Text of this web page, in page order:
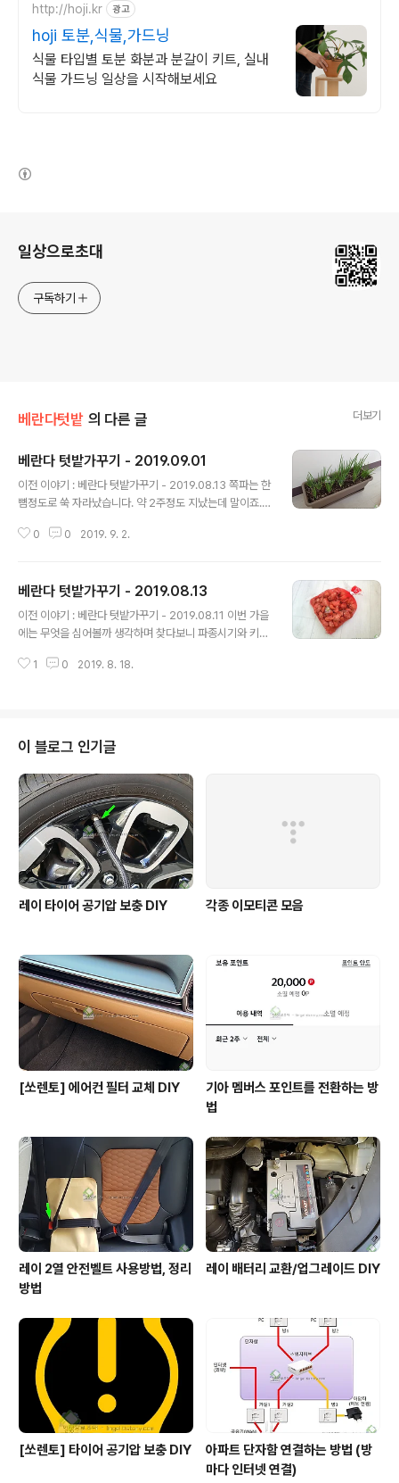
http://hoji.kr 광고
hoji 토분,식물,가드닝
식물 타입별 토분 화분과 분갈이 키트, 실내
식물 가드닝 일상을 시작해보세요
일상으로초대
구독하기
베란다텃밭 의 다른 글 더보기
베란다 텃밭가꾸기 - 2019.09.01
이전 이야기 : 베란다 텃밭가꾸기 - 2019.08.13 쪽파는 한
뼘정도로 쑥 자라났습니다. 약 2주정도 지났는데 말이죠.
니다. 마지막 부추 수확인 8월 11일. 약 3주만에 무성하게
0 0 2019. 9. 2.
베란다 텃밭가꾸기 - 2019.08.13
이전 이야기 : 베란다 텃밭가꾸기 - 2019.08.11 이번 가을
에는 무엇을 심어볼까 생각하며 찾다보니 파종시기와 키우
g 구입하였습니다. 한대접 정도의 양이네요. 쪽파는 씨앗
분을 살짝 잘라주어야 한다기에 인터넷에서 본대로 착실히
따라해줍니다. 햇볕에 반나절정도 쪼여주어야 싹이 잘튼다
는 말도있네요. 어떤 원리인지는 잘 모르겠습니다. 추가적
으로 퇴비를 구입하였습니다. 발효퇴비라고 냄새가 없다고
광고하더니만 약간의 냄새가 있어서 실내에서 사용하기는
어려울듯 싶습니다. 저는 베란다 밖 난간..
1 0 2019. 8. 18.
이 블로그 인기글
레이 타이어 공기압 보충 DIY 각종 이모티콘 모음
[쏘렌토] 에어컨 필터 교체 DIY
기아 멤버스 포인트를 전환하는 방
법
레이 2열 안전벨트 사용방법, 정리
방법
레이 배터리 교환/업그레이드 DIY
[쏘렌토] 타이어 공기압 보충 DIY
아파트 단자함 연결하는 방법 (방
마다 인터넷 연결)